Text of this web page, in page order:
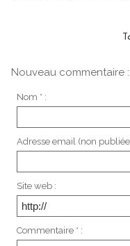
Nouveau commentaire :
Nom * :
Adresse email (non
Site web :
Commentaire * :